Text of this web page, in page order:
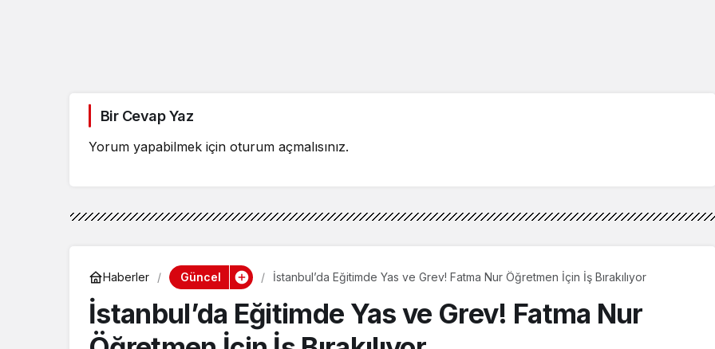
Bir Cevap Yaz
Yorum yapabilmek için oturum açmalısınız.
Haberler Güncel İstanbul’da Eğitimde Yas ve Grev! Fatma Nur Öğretmen İçin İş Bırakılıyor
İstanbul’da Eğitimde Yas ve Grev! Fatma Nur